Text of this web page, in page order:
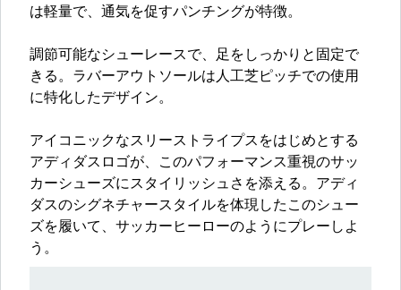
は軽量で、通気を促すパンチングが特徴。
調節可能なシューレースで、足をしっかりと固定で
きる。ラバーアウトソールは人工芝ピッチでの使用
に特化したデザイン。
アイコニックなスリーストライプスをはじめとする
アディダスロゴが、このパフォーマンス重視のサッ
カーシューズにスタイリッシュさを添える。アディ
ダスのシグネチャースタイルを体現したこのシュー
ズを履いて、サッカーヒーローのようにプレーしよ
う。